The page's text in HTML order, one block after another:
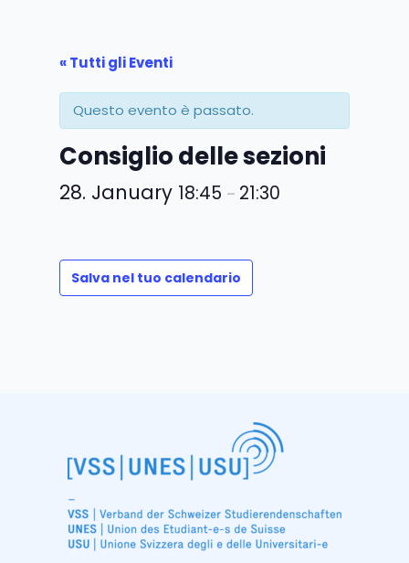
« Tutti gli Eventi
Questo evento è passato.
Consiglio delle sezioni
28. January 18:45 – 21:30
Salva nel tuo calendario